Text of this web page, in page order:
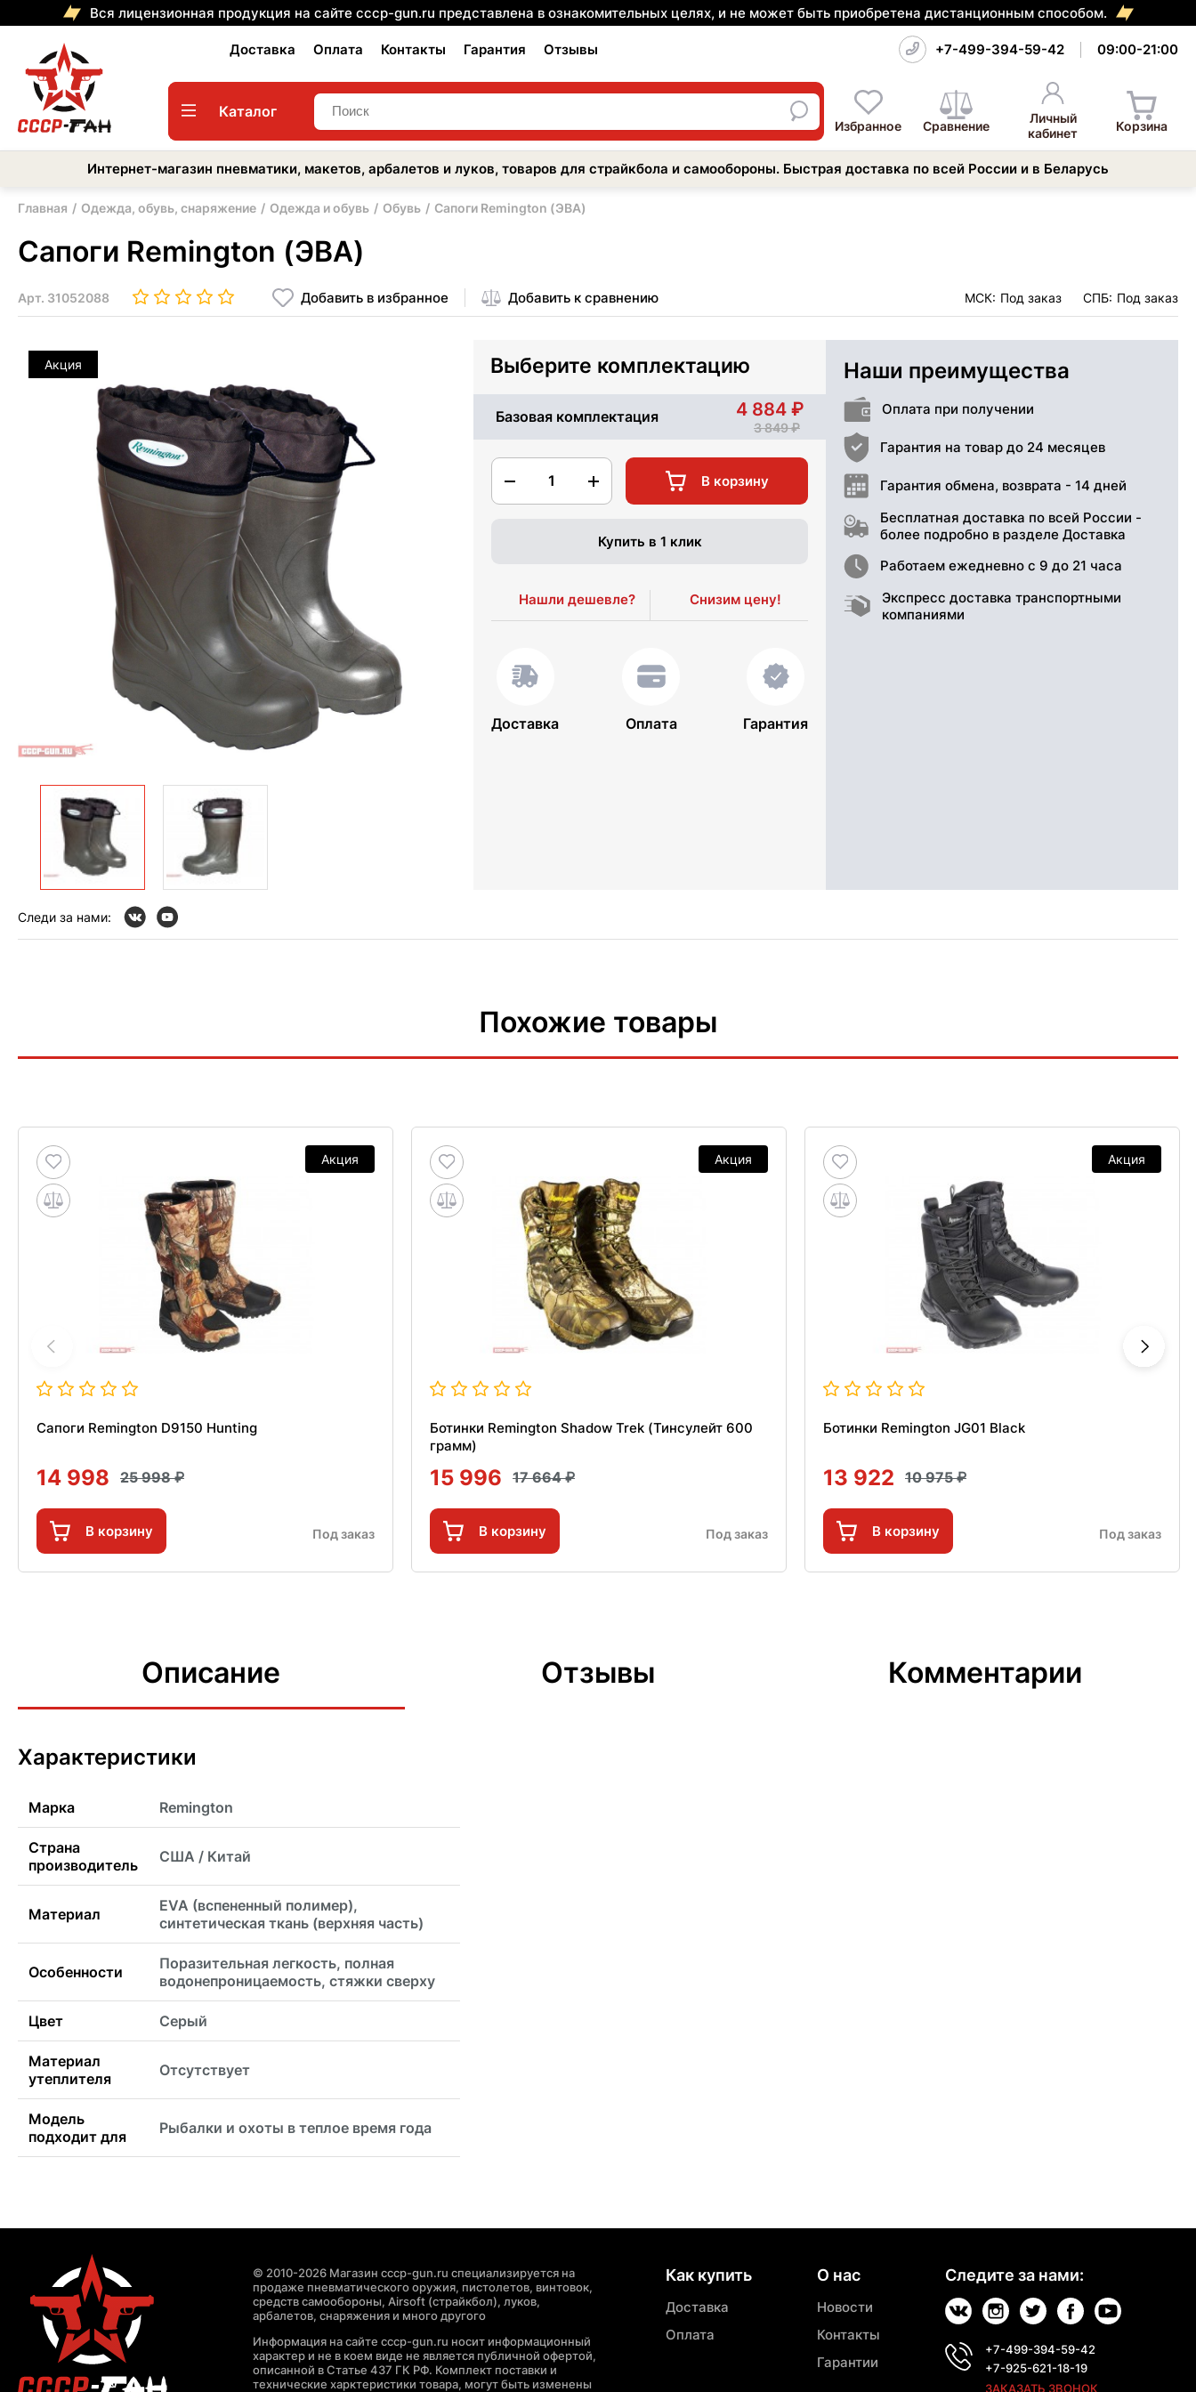
Вся лицензионная продукция на сайте cccp-gun.ru представлена в ознакомительных целях, и не может быть приобретена дистанционным способом.
Доставка Оплата Контакты Гарантия Отзывы +7-499-394-59-42 09:00-21:00
Каталог
Избранное Сравнение
Личный
кабинет
Корзина
Интернет-магазин пневматики, макетов, арбалетов и луков, товаров для страйкбола и самообороны. Быстрая доставка по всей России и в Беларусь
Главная Одежда, обувь, снаряжение Одежда и обувь Обувь Сапоги Remington (ЭВА)
Сапоги Remington (ЭВА)
Арт. 31052088 Добавить в избранное Добавить к сравнению МСК: Под заказ СПБ: Под заказ
Акция Выберите комплектацию
Базовая комплектация 4 884
3 849
1 В корзину
Купить в 1 клик
Нашли дешевле? Снизим цену!
Доставка Оплата Гарантия
Наши преимущества
Оплата при получении
Гарантия на товар до 24 месяцев
Гарантия обмена, возврата - 14 дней
Бесплатная доставка по всей России -
более подробно в разделе Доставка
Работаем ежедневно с 9 до 21 часа
Экспресс доставка транспортными
компаниями
Следи за нами:
Похожие товары
Акция
Сапоги Remington D9150 Hunting
14 998 25 998
В корзину Под заказ
Акция
Ботинки Remington Shadow Trek (Тинсулейт 600
грамм)
15 996 17 664
В корзину Под заказ
Акция
Ботинки Remington JG01 Black
13 922 10 975
В корзину Под заказ
Описание Отзывы Комментарии
Характеристики
Марка Remington
Страна
производитель
США / Китай
Материал
EVA (вспененный полимер),
синтетическая ткань (верхняя часть)
Особенности
Поразительная легкость, полная
водонепроницаемость, стяжки сверху
Цвет Серый
Материал
утеплителя
Отсутствует
Модель
подходит для
Рыбалки и охоты в теплое время года
© 2010-2026 Магазин cccp-gun.ru специализируется на
продаже пневматического оружия, пистолетов, винтовок,
средств самообороны, Airsoft (страйкбол), луков,
арбалетов, снаряжения и много другого
Информация на сайте cccp-gun.ru носит информационный
характер и не в коем виде не является публичной офертой,
описанной в Статье 437 ГК РФ. Комплект поставки и
технические харктеристики товара, могут быть изменены
Как купить
Доставка
Оплата
О нас
Новости
Контакты
Гарантии
Следите за нами:
+7-499-394-59-42
+7-925-621-18-19
ЗАКАЗАТЬ ЗВОНОК